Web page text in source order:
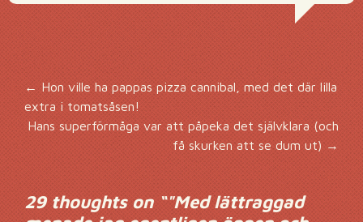
Inläggsnavigering
←Hon ville ha pappas pizza cannibal, med det där lilla
extra i tomatsåsen!
Hans superförmåga var att påpeka det självklara (och
få skurken att se dum ut)→
29 thoughts on “"Med lättraggad